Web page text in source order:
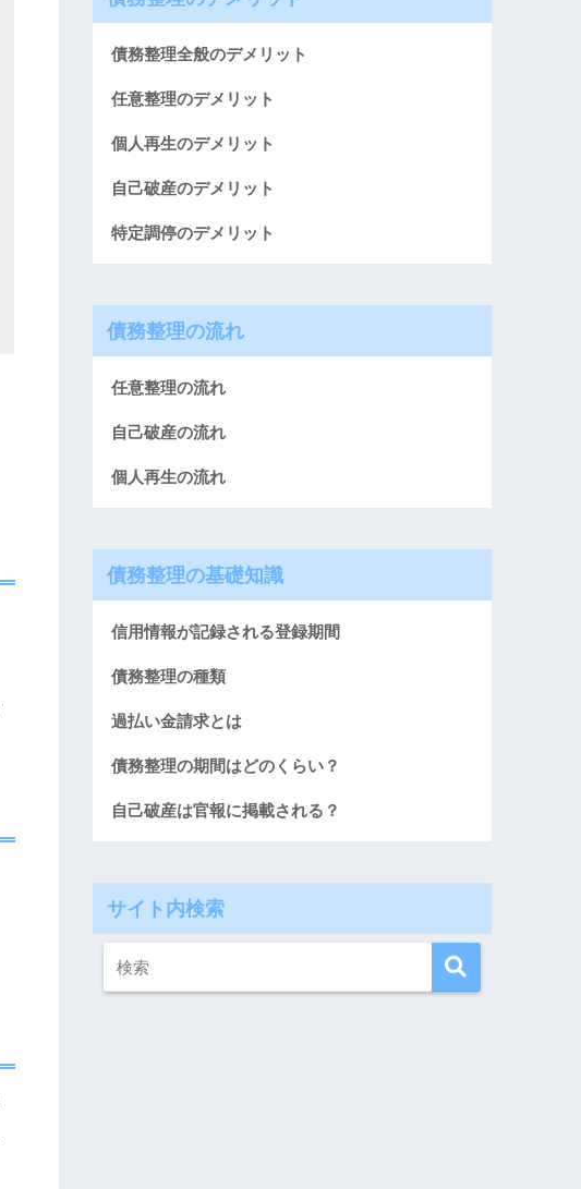
債務整理全般のデメリット
任意整理のデメリット
個人再生のデメリット
自己破産のデメリット
特定調停のデメリット
債務整理の流れ
任意整理の流れ
自己破産の流れ
個人再生の流れ
債務整理の基礎知識
信用情報が記録される登録期間
債務整理の種類
過払い金請求とは
債務整理の期間はどのくらい？
自己破産は官報に掲載される？
サイト内検索